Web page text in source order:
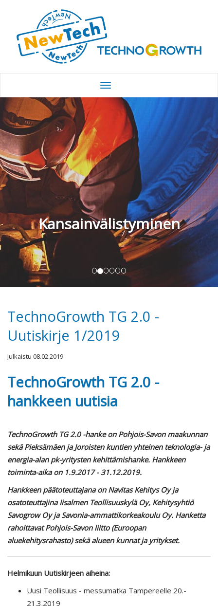
Kansainvälistyminen
TechnoGrowth TG 2.0 -
Uutiskirje 1/2019
Julkaistu 08.02.2019
TechnoGrowth TG 2.0 -
hankkeen uutisia
TechnoGrowth TG 2.0 -hanke on Pohjois-Savon maakunnan
sekä Pieksämäen ja Joroisten kuntien yhteinen teknologia- ja
energia-alan pk-yritysten kehittämishanke. Hankkeen
toiminta-aika on 1.9.2017 - 31.12.2019.
Hankkeen päätoteuttajana on Navitas Kehitys Oy ja
osatoteuttajina Iisalmen Teollisuuskylä Oy, Kehitysyhtiö
Savogrow Oy ja Savonia-ammattikorkeakoulu Oy. Hanketta
rahoittavat Pohjois-Savon liitto (Euroopan
aluekehitysrahasto) sekä alueen kunnat ja yritykset.
Helmikuun Uutiskirjeen aiheina:
Uusi Teollisuus - messumatka Tampereelle 20.-
21.3.2019